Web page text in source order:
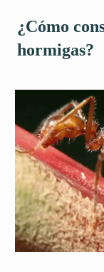
¿Cómo
hormigas?